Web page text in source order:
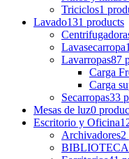
Triciclos1
Lavado131 products
Lavasecarropa
Lavarropas87
Carga
Carga
Secarropas33
Mesas de luz0
Escritorio y Oficina
Archivadores2